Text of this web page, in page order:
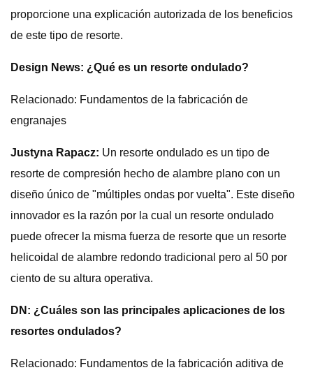
proporcione una explicación autorizada de los beneficios
de este tipo de resorte.
Design News: ¿Qué es un resorte ondulado?
Relacionado: Fundamentos de la fabricación de
engranajes
Justyna Rapacz: Un resorte ondulado es un tipo de
resorte de compresión hecho de alambre plano con un
diseño único de "múltiples ondas por vuelta". Este diseño
innovador es la razón por la cual un resorte ondulado
puede ofrecer la misma fuerza de resorte que un resorte
helicoidal de alambre redondo tradicional pero al 50 por
ciento de su altura operativa.
DN: ¿Cuáles son las principales aplicaciones de los
resortes ondulados?
Relacionado: Fundamentos de la fabricación aditiva de